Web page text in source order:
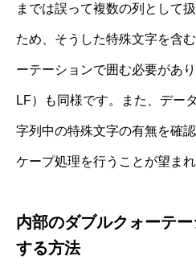
までは誤って複数の列として
ため、そうした特殊文字を含
ーテーションで囲む必要があ
LF）も同様です。また、デー
字列中の特殊文字の有無を確
ケープ処理を行うことが望まれ
内部のダブルクォーテ
する方法